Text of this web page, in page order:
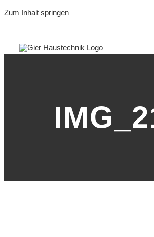
Zum Inhalt springen